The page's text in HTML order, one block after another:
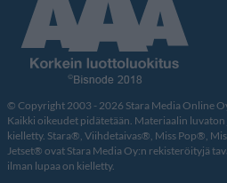
© Copyright 2003 - 2026 Stara Media Online
Kaikki oikeudet pidätetään. Materiaalin
kielletty. Stara®, Viihdetaivas®, Miss Pop®,
Jetset® ovat Stara Media Oy:n rekisteröityjä
ilman lupaa on kielletty.